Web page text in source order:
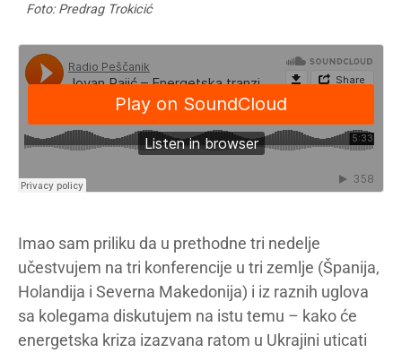
Foto: Predrag Trokicić
Imao sam priliku da u prethodne tri nedelje
učestvujem na tri konferencije u tri zemlje (Španija,
Holandija i Severna Makedonija) i iz raznih uglova
sa kolegama diskutujem na istu temu – kako će
energetska kriza izazvana ratom u Ukrajini uticati